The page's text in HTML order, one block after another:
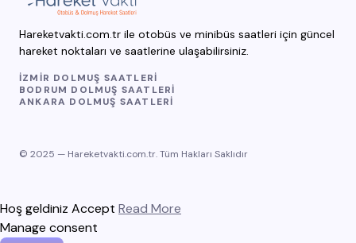
Hareketvakti.com.tr ile otobüs ve minibüs saatleri için güncel
hareket noktaları ve saatlerine ulaşabilirsiniz.
İZMIR DOLMUŞ SAATLERI
BODRUM DOLMUŞ SAATLERI
ANKARA DOLMUŞ SAATLERI
© 2025 — Hareketvakti.com.tr. Tüm Hakları Saklıdır
Hoş geldiniz Accept Read More
Manage consent